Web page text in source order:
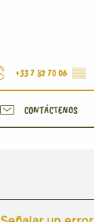
+33 7 82 70 06 ▒▒
CONTÁCTENOS